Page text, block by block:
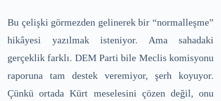
Bu çelişki görmezden gelinerek bir “normalleşme”
hikâyesi yazılmak isteniyor. Ama sahadaki
gerçeklik farklı. DEM Parti bile Meclis komisyonu
raporuna tam destek veremiyor, şerh koyuyor.
Çünkü ortada Kürt meselesini çözen değil, onu